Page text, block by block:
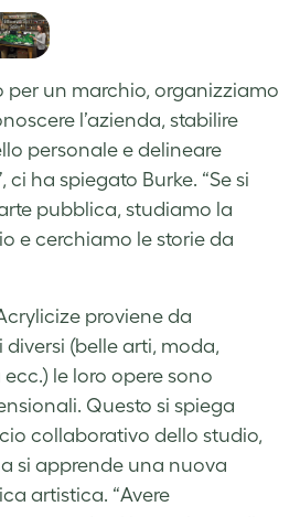
per un marchio, organizziamo
l’azienda, stabilire
personale e delineare
ci ha spiegato Burke. “Se si
pubblica, studiamo la
e cerchiamo le storie da
proviene da
(belle arti, moda,
le loro opere sono
Questo si spiega
collaborativo dello studio,
si apprende una nuova
artistica. “Avere